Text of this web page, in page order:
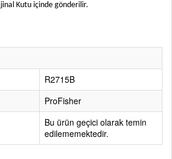
Kutu içinde gönderilir.
R2715B
ProFisher
Bu ürün geçici olarak temin
edilememektedir.